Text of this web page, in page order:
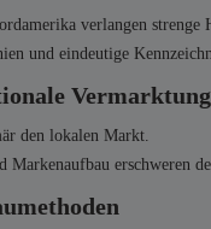
verlangen
und eindeutige
Vermarktung
den lokalen Markt.
Markenaufbau erschweren